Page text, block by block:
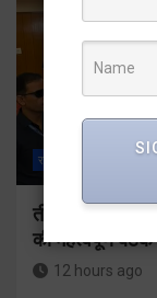
राज्य
तीसरी बार
की महत्वपूर्ण बैठक
12 hours ago